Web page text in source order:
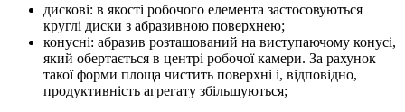
дискові: в якості робочого елемента застосовуються
круглі диски з абразивною поверхнею;
конусні: абразив розташований на виступаючому конусі,
який обертається в центрі робочої камери. За рахунок
такої форми площа чистить поверхні і, відповідно,
продуктивність агрегату збільшуються;